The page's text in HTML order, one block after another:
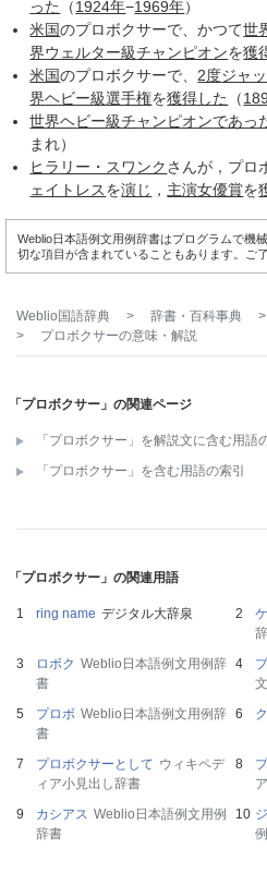
った
（1924年−1969年）
米国のプロボクサーで、かつて世
界ウェルター級チャンピオンを獲
米国のプロボクサーで、2度ジャ
界ヘビー級選手権を獲得した （
世界ヘビー級チャンピオンであっ
まれ）
ヒラリー・スワンクさんが，プロ
ェイトレスを演じ ， 主演女優賞を
Weblio日本語例文用例辞書はプログラムで機
切な項目が含まれていることもあります。ご
Weblio国語辞典 > 辞書・百科事典 >
>
プロボクサーの意味・解説
「プロボクサー」の関連ページ
「プロボクサー」を解説文に含む用語
「プロボクサー」を含む用語の索引
「プロボクサー」の関連用語
ring name デジタル大辞泉
ロボク Weblio日本語例文用例辞
書
プロボ Weblio日本語例文用例辞
書
プロボクサーとして ウィキペデ
ィア小見出し辞書
カシアス Weblio日本語例文用例
辞書